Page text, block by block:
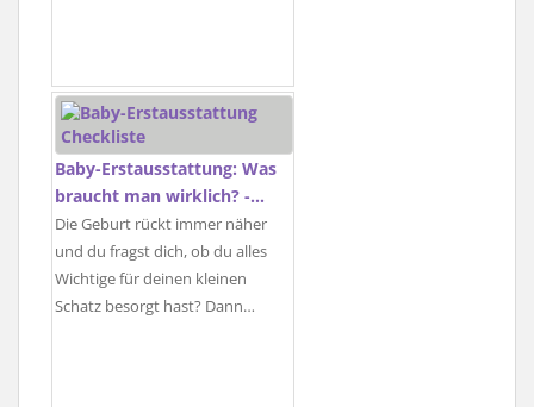
Baby-Erstausstattung: Was
braucht man wirklich? -…
Die Geburt rückt immer näher
und du fragst dich, ob du alles
Wichtige für deinen kleinen
Schatz besorgt hast? Dann…